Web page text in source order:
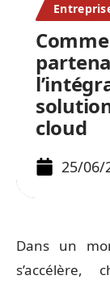
cloud
25/06/
Dans un